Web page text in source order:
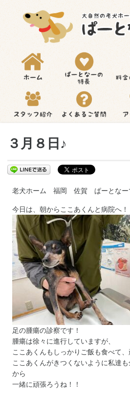
３月８日♪
老犬ホーム 福岡 佐賀 ぱーとなー
今日は、朝からここあくんと病院へ！
足の腫瘍の診察です！
腫瘍は徐々に進行していますが、
ここあくんもしっかりご飯も食べて
ここあくんがきつくないように私達
から
一緒に頑張ろうね！！